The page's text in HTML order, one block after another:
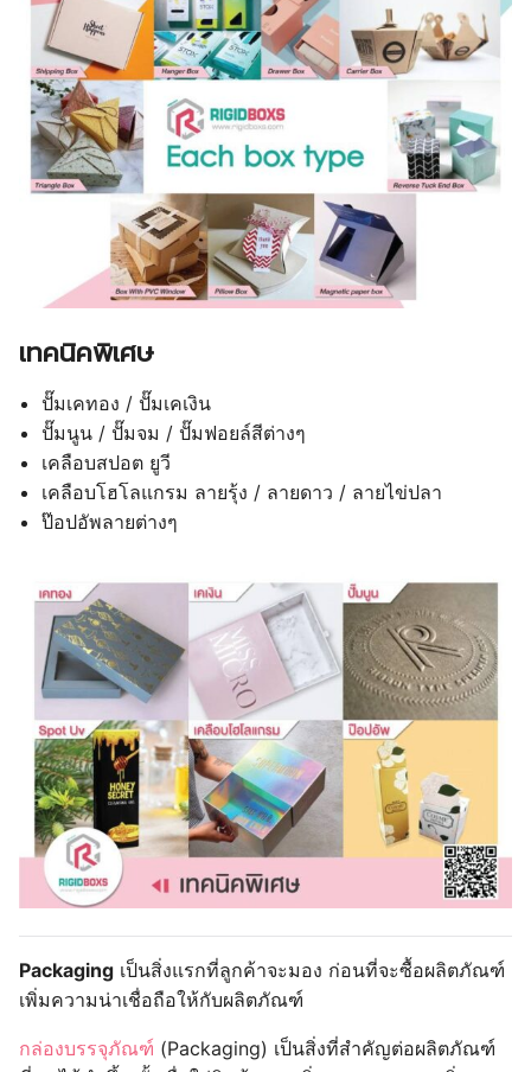
เทคนิคพิเศษ
ปั๊มเคทอง / ปั๊มเคเงิน
ปั๊มนูน / ปั๊มจม / ปั๊มฟอยล์สีต่างๆ
เคลือบสปอต ยูวี
เคลือบโฮโลแกรม ลายรุ้ง / ลายดาว / ลายไข่ปลา
ป๊อปอัพลายต่างๆ
Packaging เป็นสิ่งแรกที่ลูกค้าจะมอง ก่อนที่จะซื้อผลิตภัณฑ์
เพิ่มความน่าเชื่อถือให้กับผลิตภัณฑ์
กล่องบรรจุภัณฑ์ (Packaging) เป็นสิ่งที่สำคัญต่อผลิตภัณฑ์